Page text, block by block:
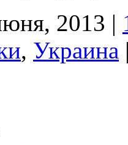
2013 |
, Украина